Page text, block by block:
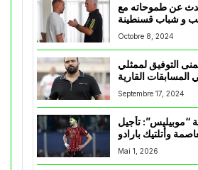
عن طموحاته مع
و شباب قسنطينة
Octobre 8, 2024
التوفيق لممثلي
Septembre 17, 2024
“موبيليس”: تأجيل
وأتلتيك بارادو
Mai 1, 2026